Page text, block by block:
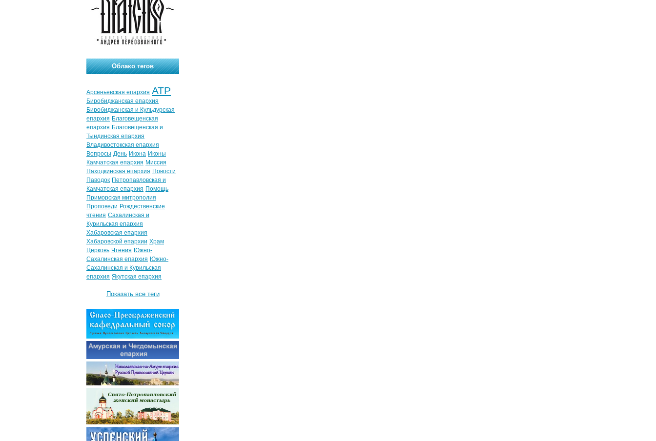
Облако тегов
Арсеньевская епархия АТР
Биробиджанская епархия
Биробиджанская и Кульдурская
епархия Благовещенская
епархия Благовещенская и
Тындинская епархия
Владивостокская епархия
Вопросы День Икона Иконы
Камчатская епархия Миссия
Находкинская епархия Новости
Паводок Петропавловская и
Камчатская епархия Помощь
Приморская митрополия
Проповеди Рождественские
чтения Сахалинская и
Курильская епархия
Хабаровская епархия
Хабаровской епархии Храм
Церковь Чтения Южно-
Сахалинская епархия Южно-
Сахалинская и Курильская
епархия Якутская епархия
Показать все теги